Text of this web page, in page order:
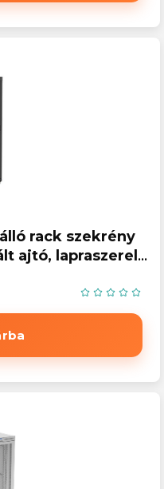
rack szekrény
ajtó, lapraszerelt,